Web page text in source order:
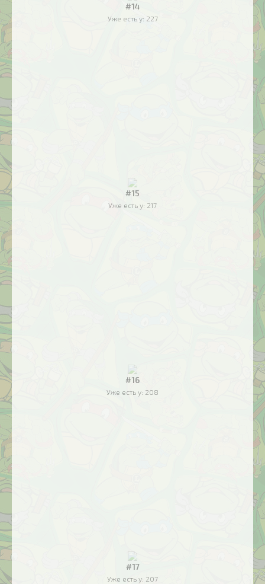
#14
Уже есть у: 227
#15
Уже есть у: 217
#16
Уже есть у: 208
#17
Уже есть у: 207